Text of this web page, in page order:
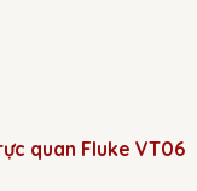
quan Fluke VT06